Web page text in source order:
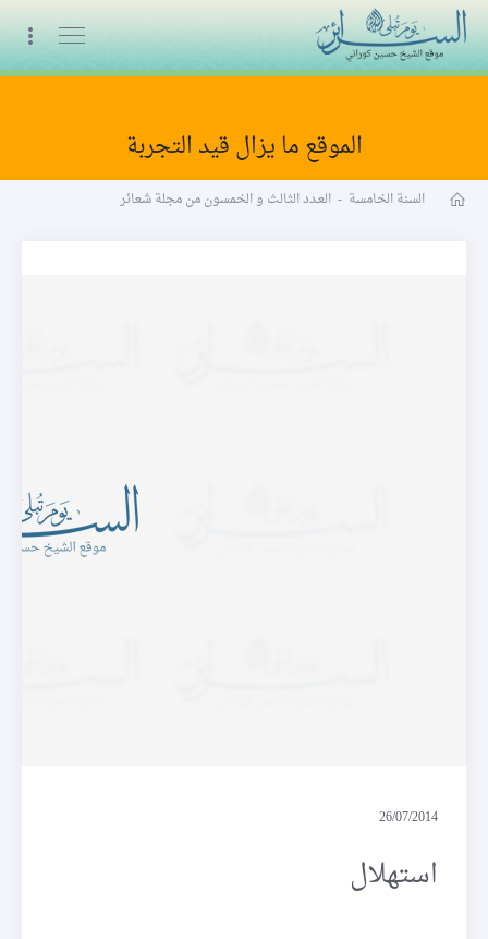
البث المباشر
الموقع ما يزال قيد التجربة
السنة الخامسة - العـدد الثالث و الخمسون من مجلة شعائر
26/07/2014
استهلال